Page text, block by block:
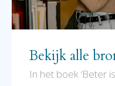
Bekijk alle
In het boek ‘Beter